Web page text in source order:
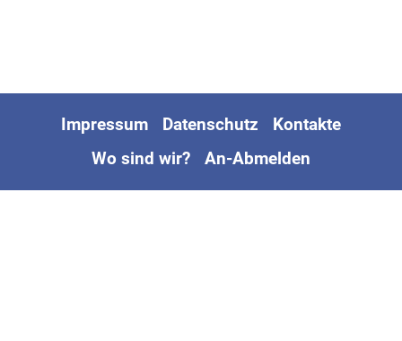
Impressum Datenschutz
Kontakte
Wo sind wir?
An-Abmelden